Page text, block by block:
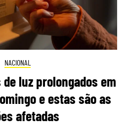
NACIONAL
luz prolongados em
e estas são as
afetadas